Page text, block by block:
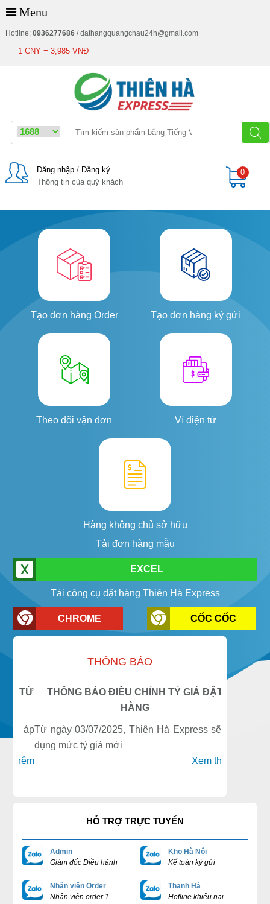
Menu
Hotline: 0936277686/dathangquangchau24h@gmail.com
1 CNY = 3,985 VNĐ
Đăng nhập/ Đăng ký
Thông tin của quý khách
0
Tạo đơn hàng Order Tạo đơn hàng ký gửi
Theo dõi vận đơn Ví điện tử
Hàng không chủ sở hữu
Tải đơn hàng mẫu
EXCEL
Tải công cụ đặt hàng Thiên Hà Express
CHROME CỐC CỐC
THÔNG BÁO
THÔNG BÁO ĐIỀU CHỈNH TỶ GIÁ ĐẶT
HÀNG
Từ ngày 03/07/2025, Thiên Hà Express sẽ áp
dụng mức tỷ giá mới
Xem thêm
Từ ngày
HỖ TRỢ TRỰC TUYẾN
Admin
Giám đốc Điều hành
Nhân viên Order
Nhân viên order 1
Kho Hà Nội
Kế toán ký gửi
Thanh Hà
Hotline khiếu nại